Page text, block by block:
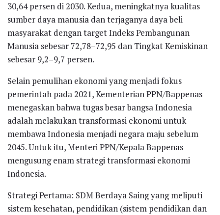
30,64 persen di 2030. Kedua, meningkatnya kualitas
sumber daya manusia dan terjaganya daya beli
masyarakat dengan target Indeks Pembangunan
Manusia sebesar 72,78–72,95 dan Tingkat Kemiskinan
sebesar 9,2–9,7 persen.
Selain pemulihan ekonomi yang menjadi fokus
pemerintah pada 2021, Kementerian PPN/Bappenas
menegaskan bahwa tugas besar bangsa Indonesia
adalah melakukan transformasi ekonomi untuk
membawa Indonesia menjadi negara maju sebelum
2045. Untuk itu, Menteri PPN/Kepala Bappenas
mengusung enam strategi transformasi ekonomi
Indonesia.
Strategi Pertama: SDM Berdaya Saing yang meliputi
sistem kesehatan, pendidikan (sistem pendidikan dan